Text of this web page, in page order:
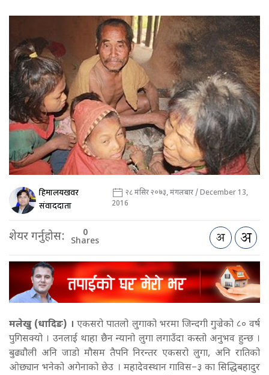
हिमालयखवर
संवाददाता
२८ मंसिर २०७३, मंगलबार / December 13,
2016
शेयर गर्नुहोस: 0
Shares
मलेखु (धादिङ) ।एकसरो पातलो लुगाको भरमा जिन्दगी गुज्रेको ८० वर्ष
पुगिसक्यो । उनलाई थाहा छैन न्यानो लुगा लगाउँदा कस्तो अनुभव हुन्छ ।
बुढ्यौली अनि जाडो मौसम तैपनि निरन्तर एकसरो लुगा, अनि रातिको
ओछ्यान भनेको अगेनाको छेउ । महादेवस्थान गाविस–३ का सिद्धिबहादुर